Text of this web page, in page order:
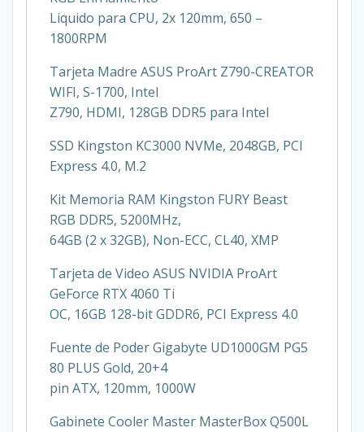
Liquido para CPU, 2x 120mm, 650 –
1800RPM
Tarjeta Madre ASUS ProArt Z790-CREATOR
WIFI, S-1700, Intel
Z790, HDMI, 128GB DDR5 para Intel
SSD Kingston KC3000 NVMe, 2048GB, PCI
Express 4.0, M.2
Kit Memoria RAM Kingston FURY Beast
RGB DDR5, 5200MHz,
64GB (2 x 32GB), Non-ECC, CL40, XMP
Tarjeta de Video ASUS NVIDIA ProArt
GeForce RTX 4060 Ti
OC, 16GB 128-bit GDDR6, PCI Express 4.0
Fuente de Poder Gigabyte UD1000GM PG5
80 PLUS Gold, 20+4
pin ATX, 120mm, 1000W
Gabinete Cooler Master MasterBox Q500L